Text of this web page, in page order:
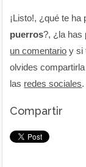
¡Listo!, ¿qué te
puerros?, ¿la has
un comentario y si
olvides
las redes sociales.
Compartir